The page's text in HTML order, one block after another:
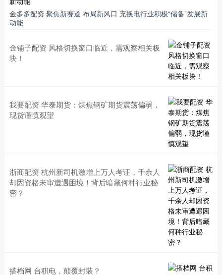
金多多配资 聚焦新赛道 布局新风口 充换电行业积极“储备”发展新
动能
金铺子配资 风格切换窗口临近，需观察相关板
块！
我要配资 华泰期货：煤焦钢矿期货震荡偏弱，
现货谨慎观望
浙商配资 杭州新司机激增上万人考证，千余人
却因资格未审遭遇困境！背后暗藏何种行业秘
密？
搭档网 台积电，颠覆封装？